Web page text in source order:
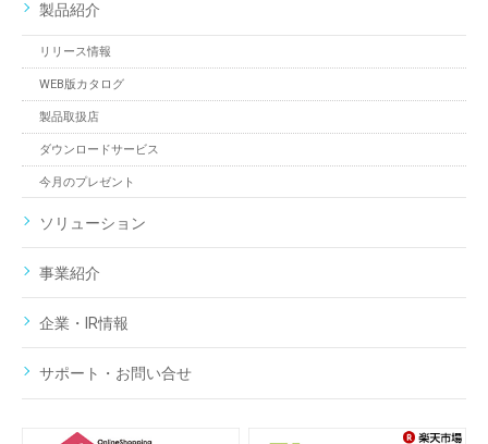
製品紹介
リリース情報
WEB版カタログ
製品取扱店
ダウンロードサービス
今月のプレゼント
ソリューション
事業紹介
企業・IR情報
サポート・お問い合せ